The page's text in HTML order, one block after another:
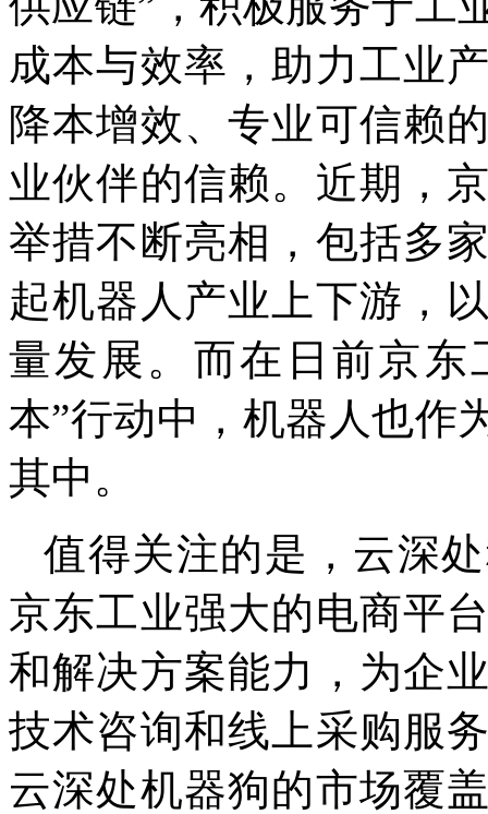
成本与效率，助力工业
降本增效、专业可信赖
业伙伴的信赖。近期，
举措不断亮相，包括多
起机器人产业上下游，
量发展。而在日前京
本”行动中，机器人也作
其中。
值得关注的是，云深
京东工业强大的电商平
和解决方案能力，为企
技术咨询和线上采购服
云深处机器狗的市场覆